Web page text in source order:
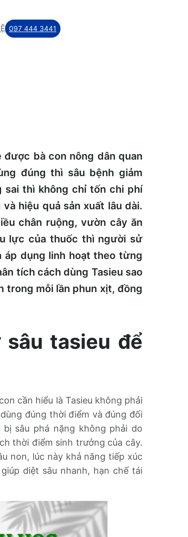
097 444 3441
được bà con nông dân quan
đúng thì sâu bệnh giảm
sai thì không chỉ tốn chi phí
hiệu quả sản xuất lâu dài.
chân ruộng, vườn cây ăn
lực của thuốc thì người sử
áp dụng linh hoạt theo từng
tích cách dùng Tasieu sao
trong mỗi lần phun xịt, đồng
tasieu để
cần hiểu là Tasieu không phải
đúng thời điểm và đúng đối
sâu phá nặng không phải do
thời điểm sinh trưởng của cây.
non, lúc này khả năng tiếp xúc
diệt sâu nhanh, hạn chế tái